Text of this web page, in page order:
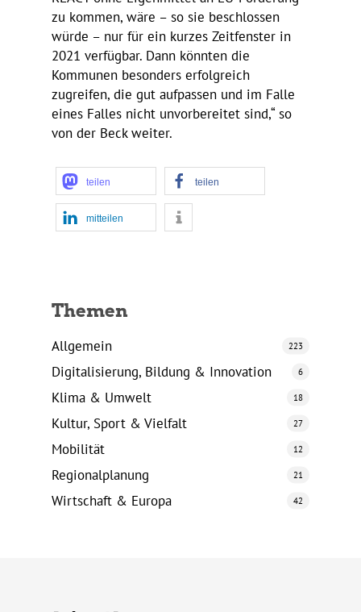
zu kommen, wäre – so sie beschlossen
würde – nur für ein kurzes Zeit­fenster in
2021 verfügbar. Dann könnten die
Kommunen beson­ders erfolg­reich
zugreifen, die gut aufpassen und im Falle
eines Falles nicht unvor­be­reitet sind,“ so
von der Beck weiter.
teilen teilen
mitteilen
Themen
Allgemein 223
Digitalisierung, Bildung & Innovation 6
Klima & Umwelt 18
Kultur, Sport & Vielfalt 27
Mobilität 12
Regionalplanung 21
Wirtschaft & Europa 42